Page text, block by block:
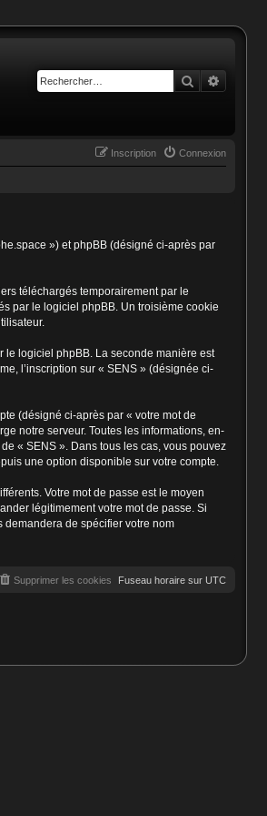
Rechercher
Connexion
Inscription
») et phpBB (désigné ci-après par
téléchargés temporairement par le
par le logiciel phpBB. Un troisième cookie
le logiciel phpBB. La seconde manière est
l’inscription sur « SENS » (désignée ci-
(désigné ci-après par « votre mot de
notre serveur. Toutes les informations, en-
« SENS ». Dans tous les cas, vous pouvez
une option disponible sur votre compte.
Votre mot de passe est le moyen
légitimement votre mot de passe. Si
demandera de spécifier votre nom
Fuseau horaire sur UTC
Supprimer les cookies